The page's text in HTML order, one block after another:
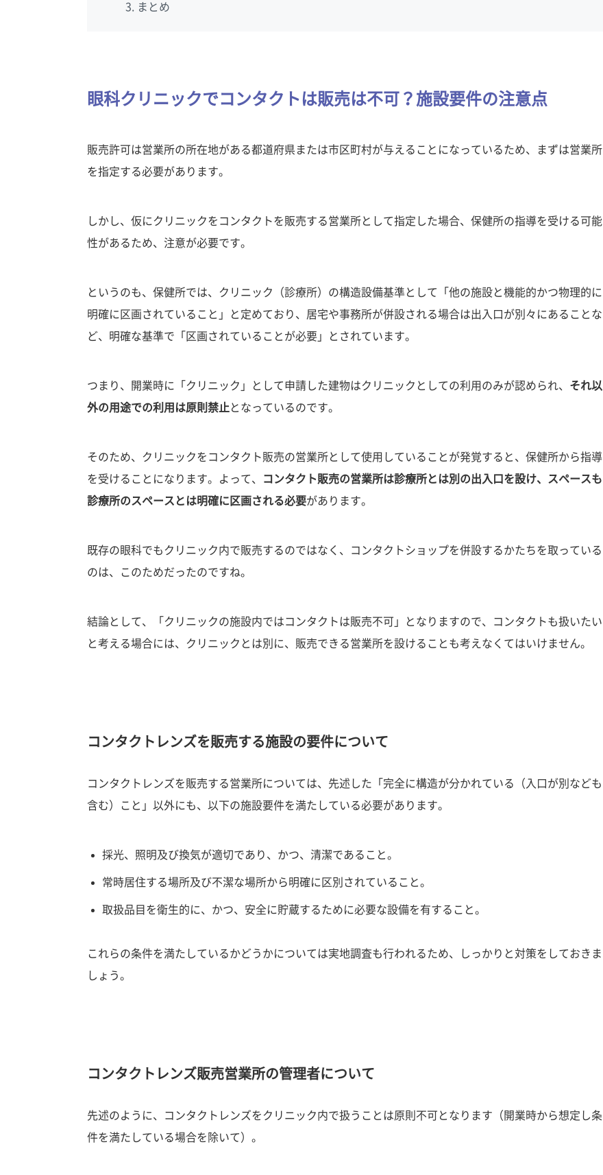
まとめ
眼科クリニックでコンタクトは販売は不可？施設要件の注意点
販売許可は営業所の所在地がある都道府県または市区町村が与えることになっているため、まずは営業所
を指定する必要があります。
しかし、仮にクリニックをコンタクトを販売する営業所として指定した場合、保健所の指導を受ける可能
性があるため、注意が必要です。
というのも、保健所では、クリニック（診療所）の構造設備基準として「他の施設と機能的かつ物理的に
明確に区画されていること」と定めており、居宅や事務所が併設される場合は出入口が別々にあることな
ど、明確な基準で「区画されていることが必要」とされています。
つまり、開業時に「クリニック」として申請した建物はクリニックとしての利用のみが認められ、 それ以
外の用途での利用は原則禁止 となっているのです。
そのため、クリニックをコンタクト販売の営業所として使用していることが発覚すると、保健所から指導
を受けることになります。よって、
コンタクト販売の営業所は診療所とは別の出入口を設け、スペースも
診療所のスペースとは明確に区画される必要があります。
既存の眼科でもクリニック内で販売するのではなく、コンタクトショップを併設するかたちを取っている
のは、このためだったのですね。
結論として、「クリニックの施設内ではコンタクトは販売不可」となりますので、コンタクトも扱いたい
と考える場合には、クリニックとは別に、販売できる営業所を設けることも考えなくてはいけません。
コンタクトレンズを販売する施設の要件について
コンタクトレンズを販売する営業所については、先述した「完全に構造が分かれている（入口が別なども
含む）こと」以外にも、以下の施設要件を満たしている必要があります。
採光、照明及び換気が適切であり、かつ、清潔であること。
常時居住する場所及び不潔な場所から明確に区別されていること。
取扱品目を衛生的に、かつ、安全に貯蔵するために必要な設備を有すること。
これらの条件を満たしているかどうかについては実地調査も行われるため、しっかりと対策をしておきま
しょう。
コンタクトレンズ販売営業所の管理者について
先述のように、コンタクトレンズをクリニック内で扱うことは原則不可となります（開業時から想定し条
件を満たしている場合を除いて）。